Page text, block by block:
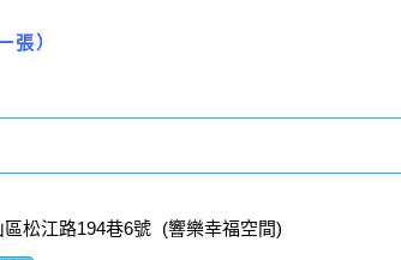
張）
松江路194巷6號 (響樂幸福空間)